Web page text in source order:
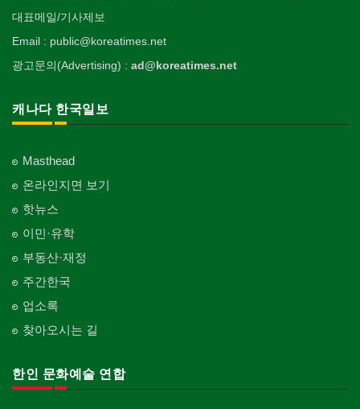
대표메일/기사제보
Email : public@koreatimes.net
광고문의(Advertising) : ad@koreatimes.net
캐나다 한국일보
Masthead
온라인지면 보기
핫뉴스
이민·유학
부동산·재정
주간한국
업소록
찾아오시는 길
한인 문화예술 연합